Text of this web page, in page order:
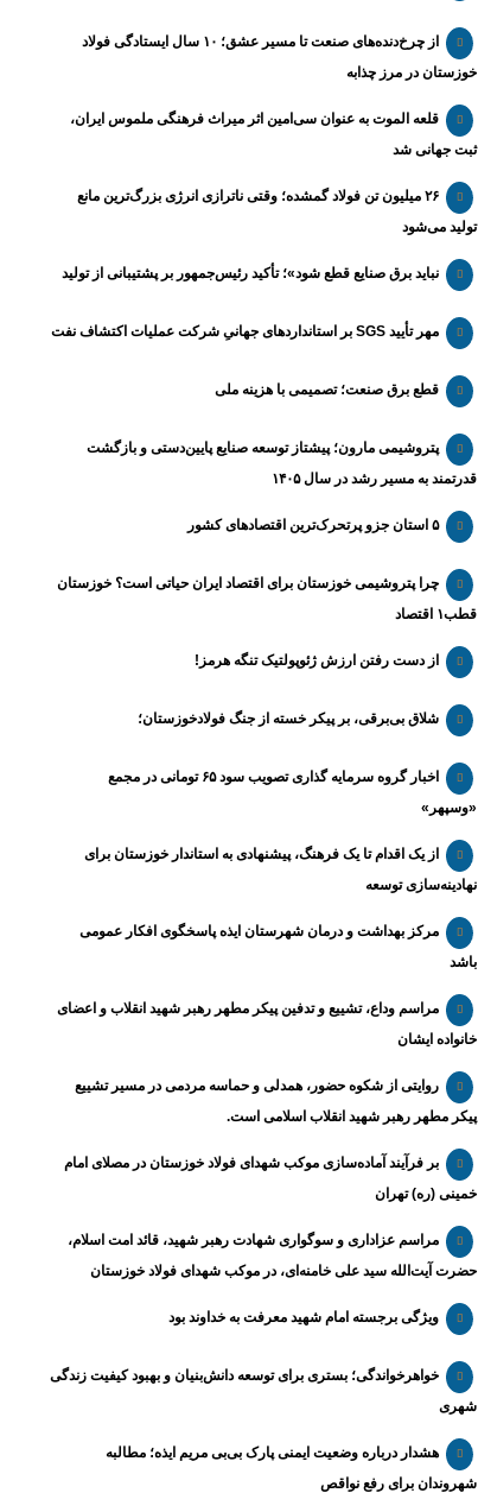
از چرخ‌دنده‌های صنعت تا مسیر عشق؛ ۱۰ سال ایستادگی فولاد
خوزستان در مرز چذابه
قلعه الموت به عنوان سی‌امین اثر میراث‌ فرهنگی ملموس ایران،
ثبت جهانی شد
۲۶ میلیون تن فولاد گمشده؛ وقتی ناترازی انرژی بزرگ‌ترین مانع
تولید می‌شود
نباید برق صنایع قطع شود»؛ تأکید رئیس‌جمهور بر پشتیبانی از تولید
مهر تأیید SGS بر استانداردهای جهانیِ شرکت عملیات اکتشاف نفت
قطع برق صنعت؛ تصمیمی با هزینه ملی
پتروشیمی مارون؛ پیشتاز توسعه صنایع پایین‌دستی و بازگشت
قدرتمند به مسیر رشد در سال ۱۴۰۵
۵ استان جزو پرتحرک‌ترین اقتصاد‌های کشور
چرا پتروشیمی خوزستان برای اقتصاد ایران حیاتی است؟ خوزستان
قطب۱ اقتصاد
از دست رفتن ارزش ژئوپولتیک تنگه هرمز!
شلاق‌ بی‌برقی، بر پیکر خسته‌ از جنگ فولادخوزستان؛
اخبار گروه سرمایه گذاری تصویب سود ۶۵ تومانی در مجمع
«وسپهر»
از یک اقدام تا یک فرهنگ، پیشنهادی به استاندار خوزستان برای
نهادینه‌سازی توسعه
مرکز بهداشت و درمان شهرستان ایذه پاسخگوی افکار عمومی
باشد
مراسم وداع، تشییع و تدفین پیکر مطهر رهبر شهید انقلاب و اعضای
خانواده ایشان
روایتی از شکوه حضور، همدلی و حماسه مردمی در مسیر تشییع
پیکر مطهر رهبر شهید انقلاب اسلامی است.
بر فرآیند آماده‌سازی موکب شهدای فولاد خوزستان در مصلای امام
خمینی (ره) تهران
مراسم عزاداری و سوگواری شهادت رهبر شهید، قائد امت اسلام،
حضرت آیت‌الله سید علی خامنه‌ای، در موکب شهدای فولاد خوزستان
ویژگی برجسته امام شهید معرفت به خداوند بود
خواهرخواندگی؛ بستری برای توسعه دانش‌بنیان و بهبود کیفیت زندگی
شهری
هشدار درباره وضعیت ایمنی پارک بی‌بی مریم ایذه؛ مطالبه
شهروندان برای رفع نواقص